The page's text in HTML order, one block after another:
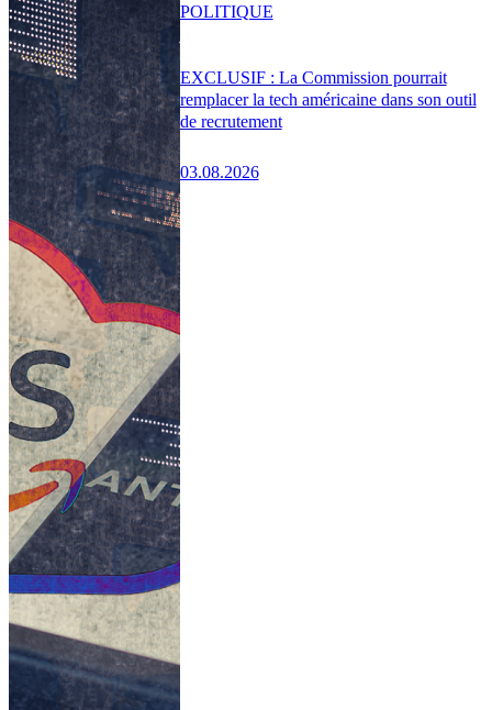
EXCLUSIF : La Commission pourrait
remplacer la tech américaine dans son outil
de recrutement
03.08.2026
POLITIQUE